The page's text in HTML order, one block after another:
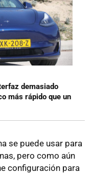
demasiado
más rápido que un
se puede usar para
pero como aún
configuración para